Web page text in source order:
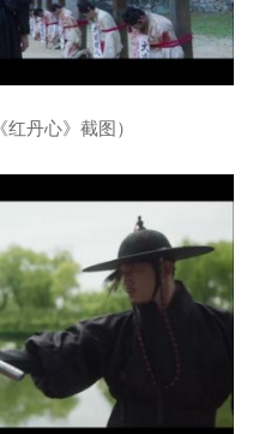
红丹心》截图）